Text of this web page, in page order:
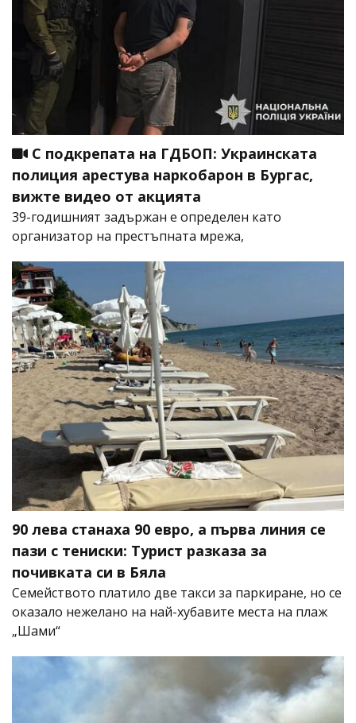
С подкрепата на ГДБОП: Украинската
полиция арестува наркобарон в Бургас,
вижте видео от акцията
39-годишният задържан е определен като
организатор на престъпната мрежа,
90 лева станаха 90 евро, а първа линия се
пази с тениски: Турист разказа за
почивката си в Бяла
Семейството платило две такси за паркиране, но се
оказало нежелано на най-хубавите места на плаж
„Шами“